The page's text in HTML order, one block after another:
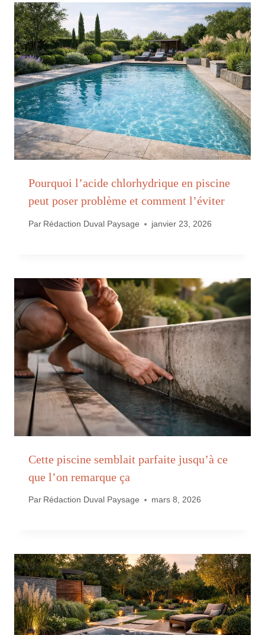
Pourquoi l’acide chlorhydrique en piscine
peut poser problème et comment l’éviter
Par Rédaction Duval Paysage janvier 23, 2026
Cette piscine semblait parfaite jusqu’à ce
que l’on remarque ça
Par Rédaction Duval Paysage mars 8, 2026